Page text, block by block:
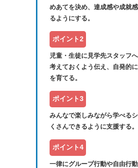
めあてを決め、達成感や成就
るようにする。
ポイント2
児童・生徒に見学先スタッフ
考えておくよう伝え、自発的
を育てる。
ポイント3
みんなで楽しみながら学べる
くさんできるように支援する。
ポイント4
一律にグループ行動や自由行